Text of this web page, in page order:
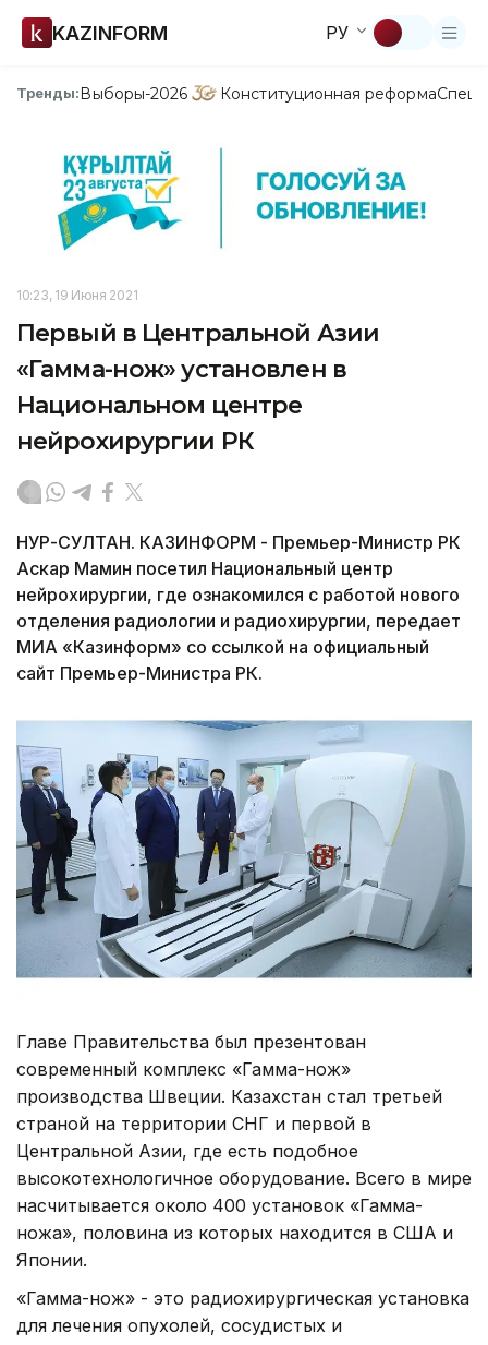
KAZINFORM РУ
Тренды:Выборы-2026 Конституционная реформа
10:23, 19 Июня 2021
Первый в Центральной Азии
«Гамма-нож» установлен в
Национальном центре
нейрохирургии РК
НУР-СУЛТАН. КАЗИНФОРМ - Премьер-Министр РК
Аскар Мамин посетил Национальный центр
нейрохирургии, где ознакомился с работой нового
отделения радиологии и радиохирургии, передает
МИА «Казинформ» со ссылкой на официальный
сайт Премьер-Министра РК.
Главе Правительства был презентован
современный комплекс «Гамма-нож»
производства Швеции. Казахстан стал третьей
страной на территории СНГ и первой в
Центральной Азии, где есть подобное
высокотехнологичное оборудование. Всего в мире
насчитывается около 400 установок «Гамма-
ножа», половина из которых находится в США и
Японии.
«Гамма-нож» - это радиохирургическая установка
для лечения опухолей, сосудистых и